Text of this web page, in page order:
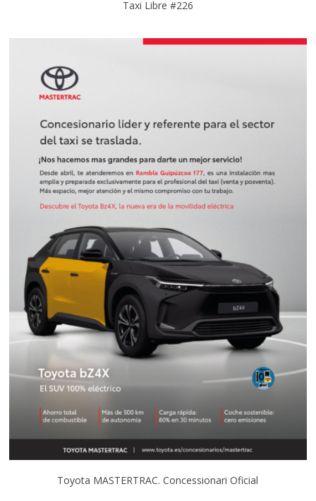
Taxi Libre #226
Toyota MASTERTRAC. Concessionari Oficial